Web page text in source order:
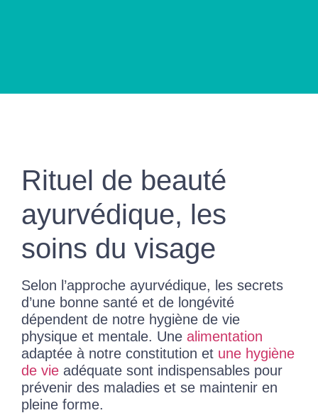
Rituel de beauté
ayurvédique, les
soins du visage
Selon l’approche ayurvédique, les secrets
d’une bonne santé et de longévité
dépendent de notre hygiène de vie
physique et mentale. Une alimentation
adaptée à notre constitution et une hygiène
de vie adéquate sont indispensables pour
prévenir des maladies et se maintenir en
pleine forme.